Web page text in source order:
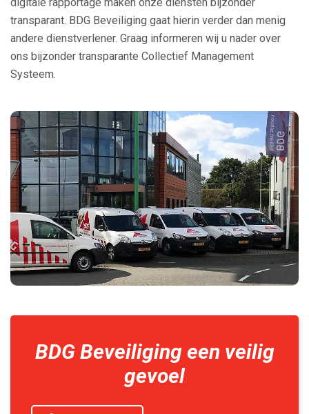
transparant. BDG Beveiliging gaat hierin verder dan menig
andere dienstverlener. Graag informeren wij u nader over
ons bijzonder transparante Collectief Management
Systeem.
BDG Beveiliging een veilig
gevoel